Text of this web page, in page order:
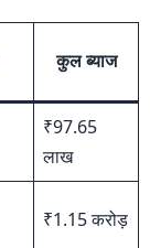
कुल ब्याज
₹97.65
लाख
₹1.15 करोड़